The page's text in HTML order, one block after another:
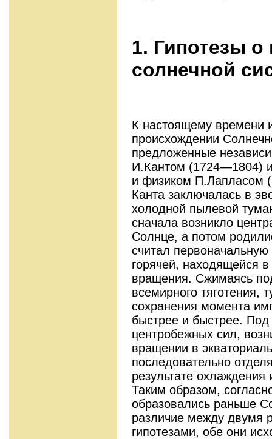
1. Гипотезы
солнечной
К настоящему времени
происхождении
предложенные
И.Кантом (1724—1804)
и физиком П.Лапласом
Канта заключалась в
холодной пылевой
сначала возникло
Солнце, а потом
считал первоначальную
горячей, находящейся в
вращения. Сжимаясь
всемирного тяготения,
сохранения момента
быстрее и быстрее.
центробежных сил,
вращении в
последовательно
результате
Таким образом,
образовались раньше
различие между двумя
гипотезами, обе они